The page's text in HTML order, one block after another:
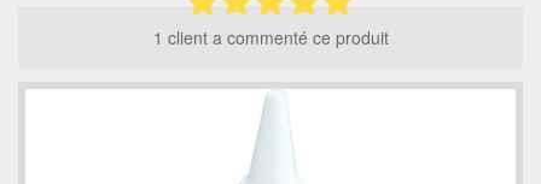
1 client a commenté ce produit